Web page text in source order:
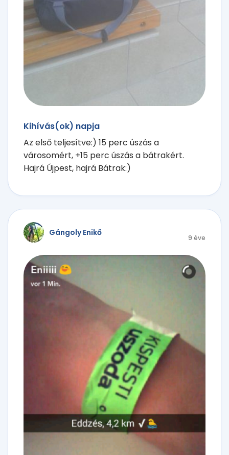
Kihívás(ok) napja
Az első teljesítve:) 15 perc úszás a
városomért, +15 perc úszás a bátrakért.
Hajrá Újpest, hajrá Bátrak:)
Gángoly Enikő
9 éve